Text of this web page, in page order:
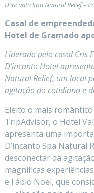
D’incanto Spa Natural Relief –
Casal de
Hotel de Gramado
Liderado pelo casal Cris
D’incanto Hotel
Natural Relief, um local
agitação do cotidiano e
Eleito o mais
TripAdvisor, o Hotel
apresenta uma
D’incanto Spa Natural
desconectar da
magníficas
e Fábio Noel, que